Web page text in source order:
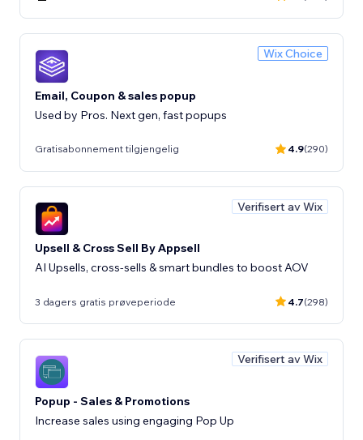
Wix Choice
Email, Coupon & sales popup
Used by Pros. Next gen, fast popups
Gratisabonnement tilgjengelig 4.9(290)
Verifisert av Wix
Upsell & Cross Sell By Appsell
AI Upsells, cross-sells & smart bundles to boost AOV
3 dagers gratis prøveperiode 4.7(298)
Verifisert av Wix
Popup - Sales & Promotions
Increase sales using engaging Pop Up